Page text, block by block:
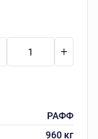
РАФФ
960 кг
+